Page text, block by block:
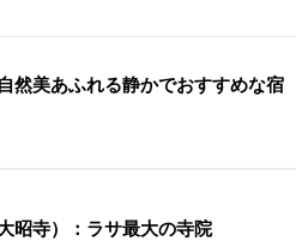
19:00
大昭寺」下車
。最新の内容をご確認くださ
然美あふれる静かでおすすめな宿
昭寺）：ラサ最大の寺院